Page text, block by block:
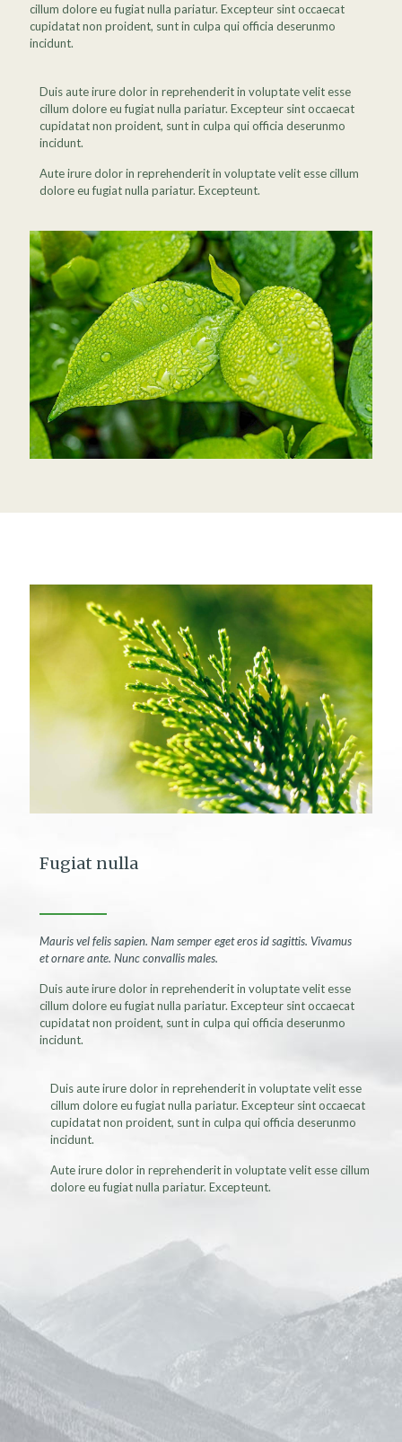
cillum dolore eu fugiat nulla pariatur. Excepteur sint occaecat
cupidatat non proident, sunt in culpa qui officia deserunmo
incidunt.
Duis aute irure dolor in reprehenderit in voluptate velit esse
cillum dolore eu fugiat nulla pariatur. Excepteur sint occaecat
cupidatat non proident, sunt in culpa qui officia deserunmo
incidunt.
Aute irure dolor in reprehenderit in voluptate velit esse cillum
dolore eu fugiat nulla pariatur. Excepteunt.
Fugiat nulla
Mauris vel felis sapien. Nam semper eget eros id sagittis. Vivamus
et ornare ante. Nunc convallis males.
Duis aute irure dolor in reprehenderit in voluptate velit esse
cillum dolore eu fugiat nulla pariatur. Excepteur sint occaecat
cupidatat non proident, sunt in culpa qui officia deserunmo
incidunt.
Duis aute irure dolor in reprehenderit in voluptate velit esse
cillum dolore eu fugiat nulla pariatur. Excepteur sint occaecat
cupidatat non proident, sunt in culpa qui officia deserunmo
incidunt.
Aute irure dolor in reprehenderit in voluptate velit esse cillum
dolore eu fugiat nulla pariatur. Excepteunt.